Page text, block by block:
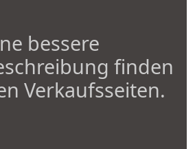
bessere
finden
Verkaufsseiten.